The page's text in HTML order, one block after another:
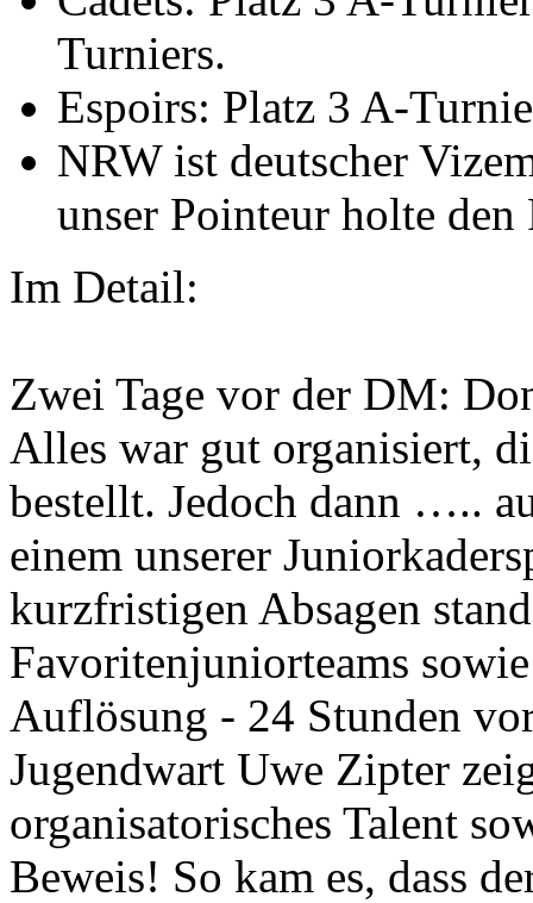
Turniers.
Espoirs: Platz 3 A-
NRW ist deutscher
unser Pointeur holte
Im Detail:
Zwei Tage vor der DM:
Alles war gut organisiert,
bestellt. Jedoch dann …..
einem unserer
kurzfristigen Absagen
Favoritenjuniorteams
Auflösung - 24 Stunden
Jugendwart Uwe Zipter
organisatorisches Talent
Beweis! So kam es, dass